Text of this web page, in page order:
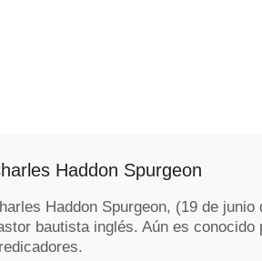
Haddon Spurgeon
Haddon Spurgeon, (19 de
bautista inglés. Aún es